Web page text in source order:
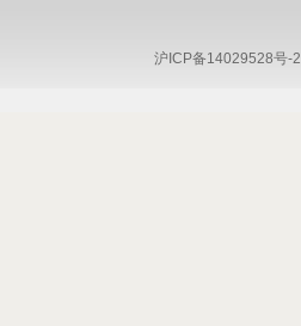
沪ICP备14029528号-2